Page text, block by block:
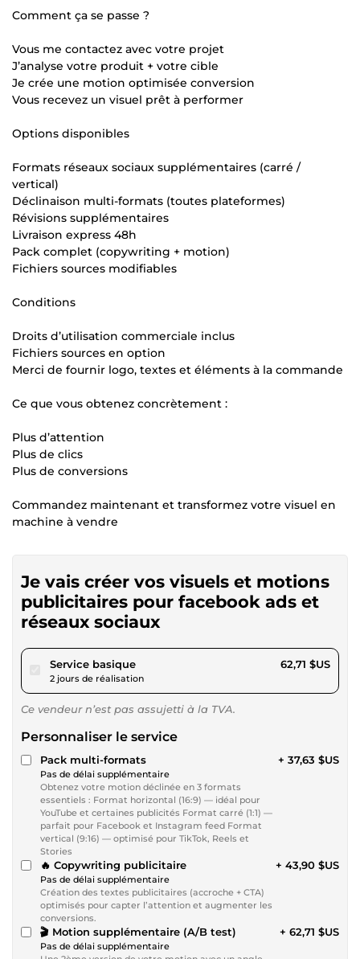
Comment ça se passe ?
Vous me contactez avec votre projet
J’analyse votre produit + votre cible
Je crée une motion optimisée conversion
Vous recevez un visuel prêt à performer
Options disponibles
Formats réseaux sociaux supplémentaires (carré /
vertical)
Déclinaison multi-formats (toutes plateformes)
Révisions supplémentaires
Livraison express 48h
Pack complet (copywriting + motion)
Fichiers sources modifiables
Conditions
Droits d’utilisation commerciale inclus
Fichiers sources en option
Merci de fournir logo, textes et éléments à la commande
Ce que vous obtenez concrètement :
Plus d’attention
Plus de clics
Plus de conversions
Commandez maintenant et transformez votre visuel en
machine à vendre
Je vais créer vos visuels et motions
publicitaires pour facebook ads et
réseaux sociaux
Service basiquepour 57,80 $US
2 jours de réalisation
62,71 $US
Ce vendeur n’est pas assujetti à la TVA.
Personnaliser le service
Pack multi-formats
Pas de délai supplémentaire
Obtenez votre motion déclinée en 3 formats
essentiels : Format horizontal (16:9) — idéal pour
YouTube et certaines publicités Format carré (1:1) —
parfait pour Facebook et Instagram feed Format
vertical (9:16) — optimisé pour TikTok, Reels et
Stories
+ 37,63 $US
🔥 Copywriting publicitaire
Pas de délai supplémentaire
Création des textes publicitaires (accroche + CTA)
optimisés pour capter l’attention et augmenter les
conversions.
+ 43,90 $US
🎬 Motion supplémentaire (A/B test)
Pas de délai supplémentaire
+ 62,71 $US